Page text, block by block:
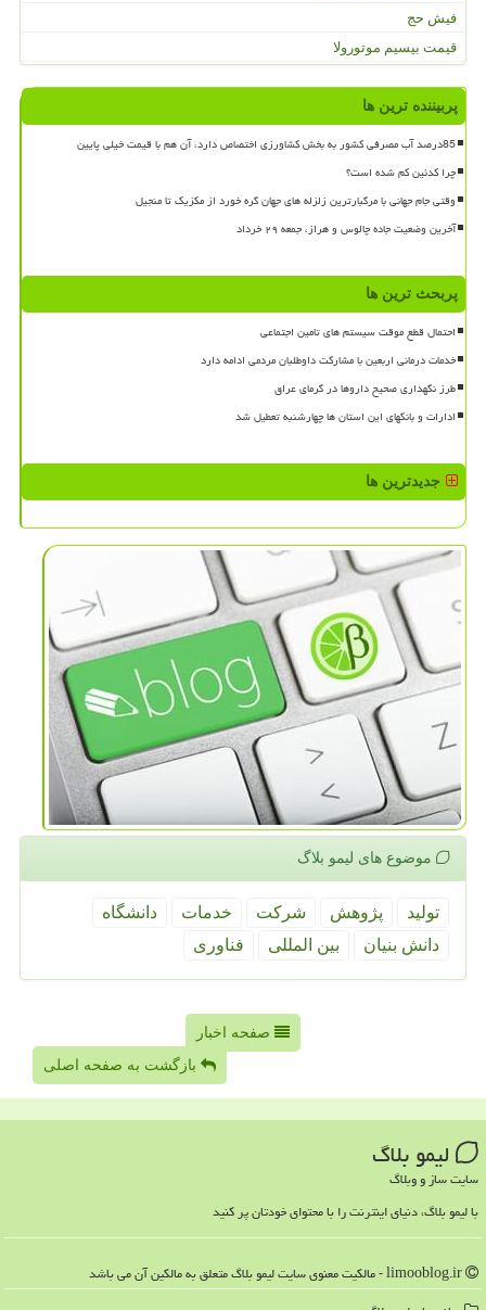
فیش حج
قیمت بیسیم موتورولا
پربیننده ترین ها
85درصد آب مصرفی کشور به بخش کشاورزی اختصاص دارد، آن هم با قیمت خیلی پایین
چرا کدئین کم شده است؟
وقتی جام جهانی با مرگبارترین زلزله های جهان گره خورد از مکزیک تا منجیل
آخرین وضعیت جاده چالوس و هراز، جمعه ۲۹ خرداد
پربحث ترین ها
احتمال قطع موقت سیستم های تامین اجتماعی
خدمات درمانی اربعین با مشارکت داوطلبان مردمی ادامه دارد
طرز نگهداری صحیح داروها در گرمای عراق
ادارات و بانکهای این استان ها چهارشنبه تعطیل شد
جدیدترین ها
موضوع های لیمو بلاگ
تولید پژوهش شركت خدمات
دانشگاه
دانش بنیان
بین المللی فناوری
صفحه اخبار
بازگشت به صفحه اصلی
لیمو بلاگ
سایت ساز و وبلاگ
با لیمو بلاگ، دنیای اینترنت را با محتوای خودتان پر کنید